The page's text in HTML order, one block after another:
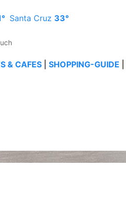
Santa Cruz 33°
& CAFES SHOPPING-GUIDE